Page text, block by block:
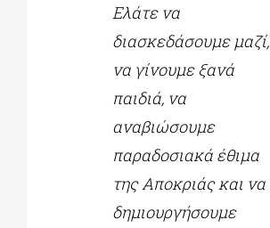
Ελάτε να
διασκεδάσουμε μαζί,
να γίνουμε ξανά
παιδιά, να
αναβιώσουμε
παραδοσιακά έθιμα
της Αποκριάς και να
δημιουργήσουμε